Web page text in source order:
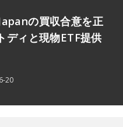
の買収合意を正
ディと現物ETF提供
20